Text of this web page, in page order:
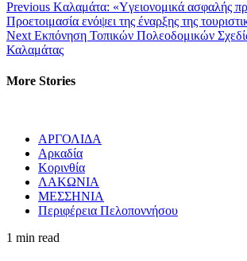
Previous Kαλαμάτα: «Yγειονομικά ασφαλής
Προετοιμασία ενόψει της έναρξης της
Next Εκπόνηση Τοπικών Πολεοδομικών
Καλαμάτας
More Stories
ΑΡΓΟΛΙΔΑ
Αρκαδία
Κορινθία
ΛΑΚΩΝΙΑ
ΜΕΣΣΗΝΙΑ
Περιφέρεια Πελοποννήσου
1 min read